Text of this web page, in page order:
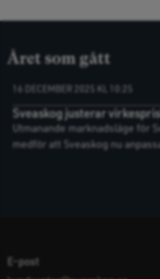
Året som gått
16 DECEMBER 2025 KL 10:25
Sveaskog justerar
Utmanande marknadsläge för
medför att Sveaskog nu
E-post